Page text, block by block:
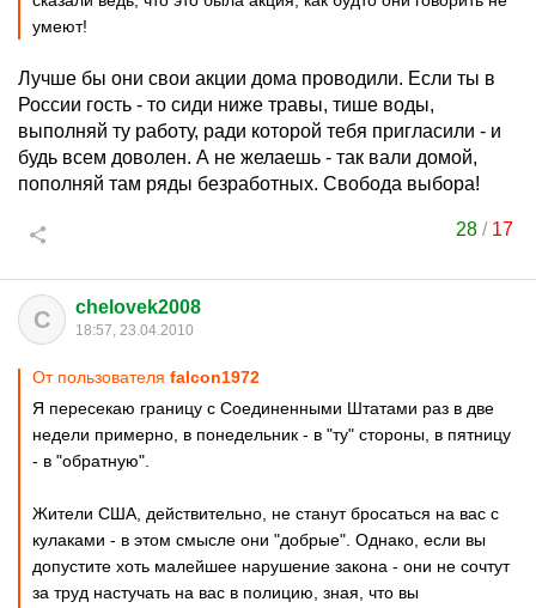
умеют!
Лучше бы они свои акции дома проводили. Если ты в
России гость - то сиди ниже травы, тише воды,
выполняй ту работу, ради которой тебя пригласили - и
будь всем доволен. А не желаешь - так вали домой,
пополняй там ряды безработных. Свобода выбора!
28/ 17
C chelovek2008
18:57, 23.04.2010
От пользователя falcon1972
Я пересекаю границу с Соединенными Штатами раз в две
недели примерно, в понедельник - в "ту" стороны, в пятницу
- в "обратную".
Жители США, действительно, не станут бросаться на вас с
кулаками - в этом смысле они "добрые". Однако, если вы
допустите хоть малейшее нарушение закона - они не сочтут
за труд настучать на вас в полицию, зная, что вы